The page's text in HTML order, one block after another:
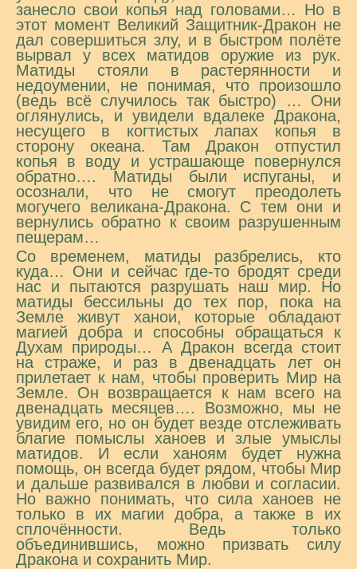
занесло свои копья над головами… Но в
этот момент Великий Защитник-Дракон не
дал совершиться злу, и в быстром полёте
вырвал у всех матидов оружие из рук.
Матиды стояли в растерянности и
недоумении, не понимая, что произошло
(ведь всё случилось так быстро) … Они
оглянулись, и увидели вдалеке Дракона,
несущего в когтистых лапах копья в
сторону океана. Там Дракон отпустил
копья в воду и устрашающе повернулся
обратно…. Матиды были испуганы, и
осознали, что не смогут преодолеть
могучего великана-Дракона. С тем они и
вернулись обратно к своим разрушенным
пещерам…
Со временем, матиды разбрелись, кто
куда… Они и сейчас где-то бродят среди
нас и пытаются разрушать наш мир. Но
матиды бессильны до тех пор, пока на
Земле живут ханои, которые обладают
магией добра и способны обращаться к
Духам природы… А Дракон всегда стоит
на страже, и раз в двенадцать лет он
прилетает к нам, чтобы проверить Мир на
Земле. Он возвращается к нам всего на
двенадцать месяцев…. Возможно, мы не
увидим его, но он будет везде отслеживать
благие помыслы ханоев и злые умыслы
матидов. И если ханоям будет нужна
помощь, он всегда будет рядом, чтобы Мир
и дальше развивался в любви и согласии.
Но важно понимать, что сила ханоев не
только в их магии добра, а также в их
сплочённости. Ведь только
объединившись, можно призвать силу
Дракона и сохранить Мир.